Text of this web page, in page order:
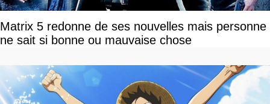
Matrix 5 redonne de ses nouvelles mais personne
ne sait si bonne ou mauvaise chose